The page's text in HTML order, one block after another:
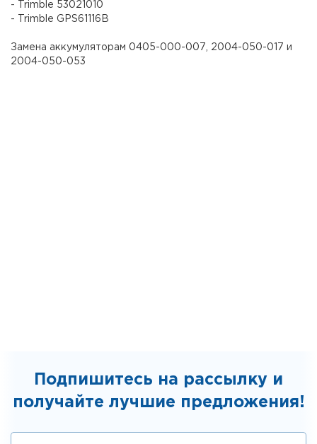
- Trimble 53021010
- Trimble GPS61116B
Замена аккумуляторам 0405-000-007, 2004-050-017 и
2004-050-053
Подпишитесь на рассылку и
получайте лучшие предложения!